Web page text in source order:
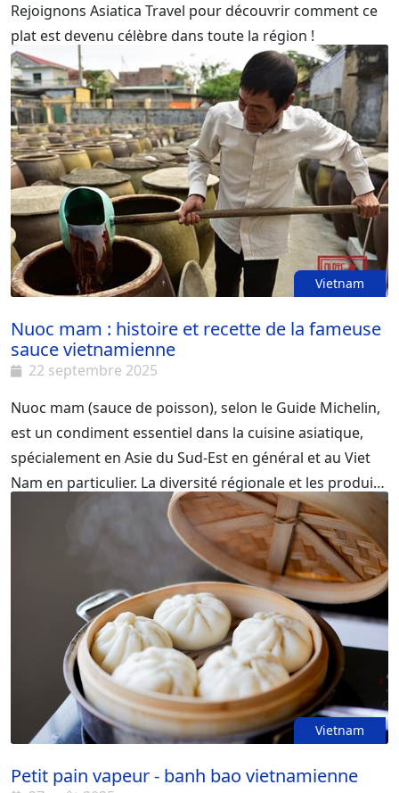
Rejoignons Asiatica Travel pour découvrir comment ce
plat est devenu célèbre dans toute la région !
Vietnam
Nuoc mam : histoire et recette de la fameuse
sauce vietnamienne
22 septembre 2025
Nuoc mam (sauce de poisson), selon le Guide Michelin,
est un condiment essentiel dans la cuisine asiatique,
spécialement en Asie du Sud‑Est en général et au Viet
Nam en particulier. La diversité régionale et les produits
d’exportation ont mis en valeur la réputation de la
sauce de poisson vietnamienne dans le monde entier.
Mais, savez‑vous depuis quand la sauce de poisson
existe au Viet Nam, comment elle est élaborée et
comment elle se consomme ? Découvrez‑le avec
Asiatica Travel dans le blog ci‑dessous !
Vietnam
Petit pain vapeur - banh bao vietnamienne